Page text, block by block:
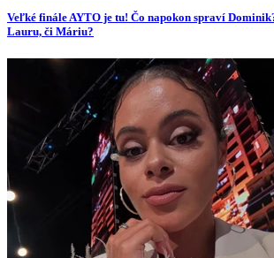
Veľké finále AYTO je tu! Čo napokon spraví
Lauru, či Máriu?